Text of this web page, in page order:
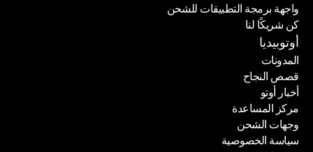
منصات التجارة الإلكترونية
واجهة برمجة التطبيقات للشحن
واجهة برمجة التطبيقات للشحن
كن شريكًا لنا
كن شريكًا لنا
أوتوبيديا
المدونات
المدونات
قصص النجاح
قصص النجاح
أخبار أوتو
أخبار أوتو
مركز المساعدة
مركز المساعدة
وجهات الشحن
وجهات الشحن
سياسة الخصوصية